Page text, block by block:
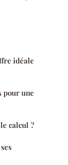
idéale
pour une
calcul ?